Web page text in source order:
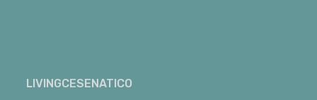
LIVINGCESENATICO